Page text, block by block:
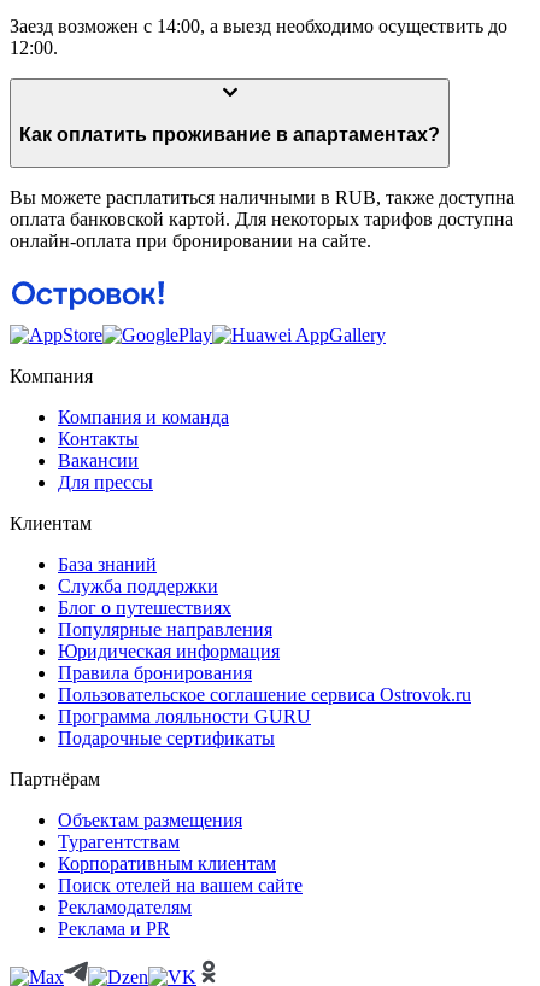
Заезд возможен с 14:00, а выезд необходимо осуществить до
12:00.
Как оплатить проживание в апартаментах?
Вы можете расплатиться наличными в RUB, также доступна
оплата банковской картой. Для некоторых тарифов доступна
онлайн-оплата при бронировании на сайте.
Компания
Компания и команда
Контакты
Вакансии
Для прессы
Клиентам
База знаний
Служба поддержки
Блог о путешествиях
Популярные направления
Юридическая информация
Правила бронирования
Пользовательское соглашение сервиса Ostrovok.ru
Программа лояльности GURU
Подарочные сертификаты
Партнёрам
Объектам размещения
Турагентствам
Корпоративным клиентам
Поиск отелей на вашем сайте
Рекламодателям
Реклама и PR